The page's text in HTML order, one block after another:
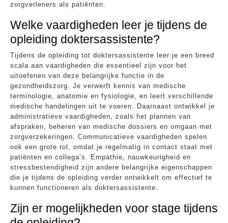
zorgverleners als patiënten.
Welke vaardigheden leer je tijdens de
opleiding doktersassistente?
Tijdens de opleiding tot doktersassistente leer je een breed
scala aan vaardigheden die essentieel zijn voor het
uitoefenen van deze belangrijke functie in de
gezondheidszorg. Je verwerft kennis van medische
terminologie, anatomie en fysiologie, en leert verschillende
medische handelingen uit te voeren. Daarnaast ontwikkel je
administratieve vaardigheden, zoals het plannen van
afspraken, beheren van medische dossiers en omgaan met
zorgverzekeringen. Communicatieve vaardigheden spelen
ook een grote rol, omdat je regelmatig in contact staat met
patiënten en collega’s. Empathie, nauwkeurigheid en
stressbestendigheid zijn andere belangrijke eigenschappen
die je tijdens de opleiding verder ontwikkelt om effectief te
kunnen functioneren als doktersassistente.
Zijn er mogelijkheden voor stage tijdens